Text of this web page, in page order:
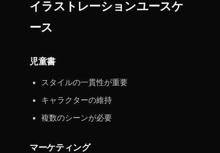
イラストレーションユースケ
ース
児童書
スタイルの一貫性が重要
キャラクターの維持
複数のシーンが必要
マーケティング